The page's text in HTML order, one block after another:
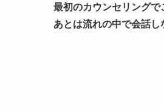
最初のカウンセリングで
あとは流れの中で会話し